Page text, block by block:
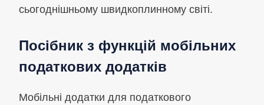
сьогоднішньому швидкоплинному світі.
Посібник з функцій мобільних
податкових додатків
Мобільні додатки для податкового